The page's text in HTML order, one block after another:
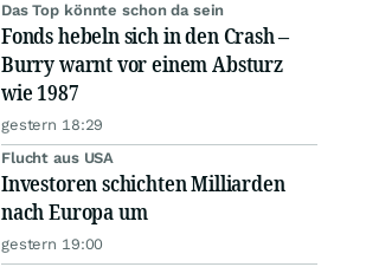
Das Top könnte schon da sein
Fonds hebeln sich in den Crash –
Burry warnt vor einem Absturz
wie 1987
gestern 18:29
Flucht aus USA
Investoren schichten Milliarden
nach Europa um
gestern 19:00